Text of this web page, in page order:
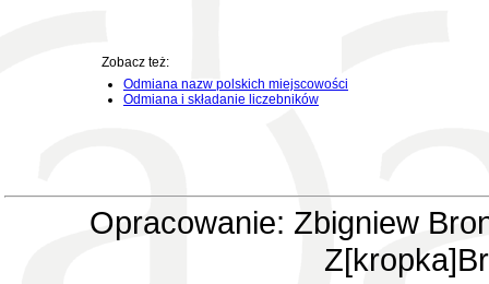
Zobacz też:
Odmiana nazw polskich miejscowości
Odmiana i składanie liczebników
Opracowanie: Zbigniew